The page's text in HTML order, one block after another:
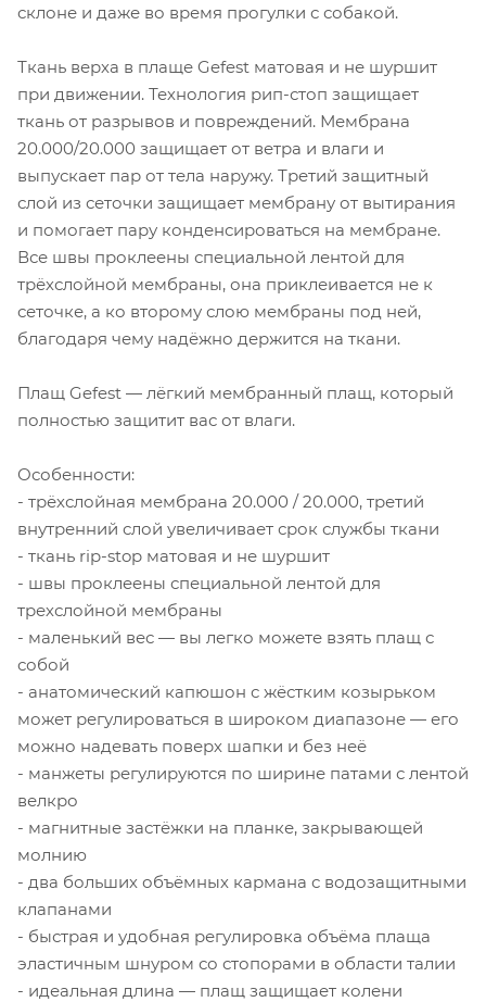
склоне и даже во время прогулки с собакой.
Ткань верха в плаще Gefest матовая и не шуршит
при движении. Технология рип-стоп защищает
ткань от разрывов и повреждений. Мембрана
20.000/20.000 защищает от ветра и влаги и
выпускает пар от тела наружу. Третий защитный
слой из сеточки защищает мембрану от вытирания
и помогает пару конденсироваться на мембране.
Все швы проклеены специальной лентой для
трёхслойной мембраны, она приклеивается не к
сеточке, а ко второму слою мембраны под ней,
благодаря чему надёжно держится на ткани.
Плащ Gefest — лёгкий мембранный плащ, который
полностью защитит вас от влаги.
Особенности:
- трёхслойная мембрана 20.000 / 20.000, третий
внутренний слой увеличивает срок службы ткани
- ткань rip-stop матовая и не шуршит
- швы проклеены специальной лентой для
трехслойной мембраны
- маленький вес — вы легко можете взять плащ с
собой
- анатомический капюшон с жёстким козырьком
может регулироваться в широком диапазоне — его
можно надевать поверх шапки и без неё
- манжеты регулируются по ширине патами с лентой
велкро
- магнитные застёжки на планке, закрывающей
молнию
- два больших объёмных кармана с водозащитными
клапанами
- быстрая и удобная регулировка объёма плаща
эластичным шнуром со стопорами в области талии
- идеальная длина — плащ защищает колени